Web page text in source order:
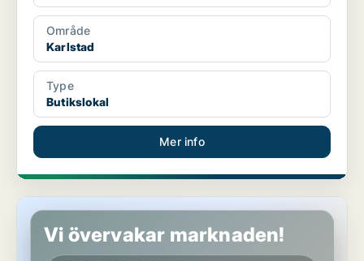
Område
Karlstad
Type
Butikslokal
Mer info
Butikslokal på Södermalm
Vi övervakar marknaden!